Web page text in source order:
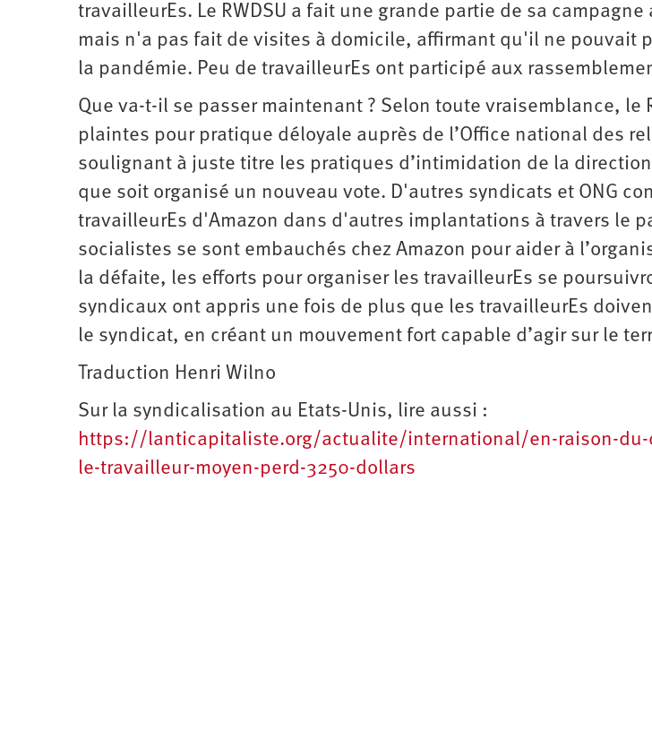
travailleurEs. Le RWDSU a fait une grande partie de sa
mais n'a pas fait de visites à domicile, affirmant qu'il ne pouvait
la pandémie. Peu de travailleurEs ont participé aux
Que va-t-il se passer maintenant ? Selon toute vraisemblance, le
plaintes pour pratique déloyale auprès de l’Office national des
soulignant à juste titre les pratiques d’intimidation de la
que soit organisé un nouveau vote. D'autres syndicats et ONG
travailleurEs d'Amazon dans d'autres implantations à travers le
socialistes se sont embauchés chez Amazon pour aider à
la défaite, les efforts pour organiser les travailleurEs se
syndicaux ont appris une fois de plus que les travailleurEs
le syndicat, en créant un mouvement fort capable d’agir sur le
Traduction Henri Wilno
Sur la syndicalisation au Etats-Unis, lire aussi :
https://lanticapitaliste.org/actualite/international/en-raison-du-
le-travailleur-moyen-perd-3250-dollars